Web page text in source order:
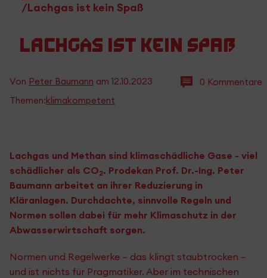
Lachgas ist kein Spaß
Lachgas ist kein Spaß
Von Peter Baumann am 12.10.2023
0 Kommentare
Themen:klimakompetent
Lachgas und Methan sind klimaschädliche Gase - viel
schädlicher als CO2. Prodekan Prof. Dr.-Ing. Peter
Baumann arbeitet an ihrer Reduzierung in
Kläranlagen. Durchdachte, sinnvolle Regeln und
Normen sollen dabei für mehr Klimaschutz in der
Abwasserwirtschaft sorgen.
Normen und Regelwerke – das klingt staubtrocken –
und ist nichts für Pragmatiker. Aber im technischen